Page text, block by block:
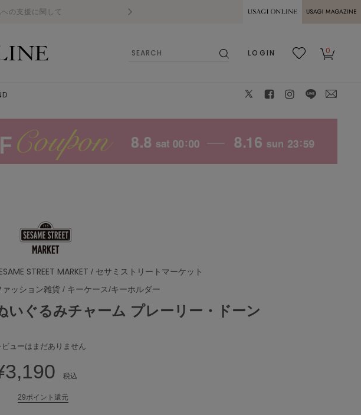
の支援に関して 熊本県熊本地方を震源とする地震の影響に
MAGAZINE
LOGIN
0
STREET MARKET / セサミストリートマーケット
ァッション雑貨 / キーケース/キーホルダー
いぐるみチャーム プレーリー・ドーン
ビューはまだありません
税込
29ポイント還元